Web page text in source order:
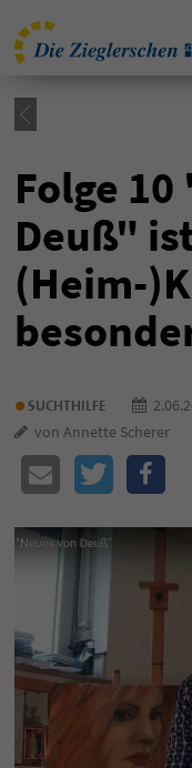
Folge
Deuß"
(Heim-
• SUCHTHILFE
von Annette Scherer